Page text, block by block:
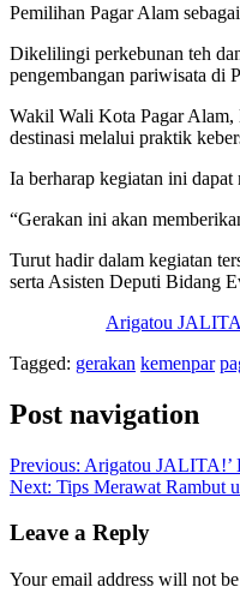
Pemilihan Pagar Alam
Dikelilingi perkebunan teh
pengembangan pariwisata di
Wakil Wali Kota Pagar Alam,
destinasi melalui praktik
Ia berharap kegiatan ini
“Gerakan ini akan
Turut hadir dalam kegiatan
serta Asisten Deputi Bidang
Arigatou
Tagged: gerakan kemenpar
Post navigation
Previous: Arigatou JALITA!’
Next: Tips Merawat Rambut
Leave a Reply
Your email address will not